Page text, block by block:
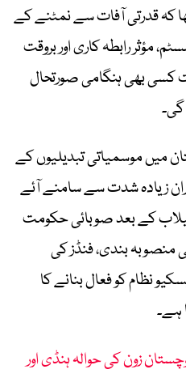
کہ قدرتی آفات سے نمٹنے کے
مؤثر رابطہ کاری اور بروقت
کسی بھی ہنگامی صورتحال
میں موسمیاتی تبدیلیوں کے
زیادہ شدت سے سامنے آئے
کن سیلاب کے بعد صوبائی حکومت
بندی، فنڈز کی
نظام کو فعال بنانے کا
ہے۔
زون کی حوالہ ہنڈی اور